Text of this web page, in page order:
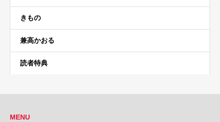
きもの
兼高かおる
読者特典
MENU